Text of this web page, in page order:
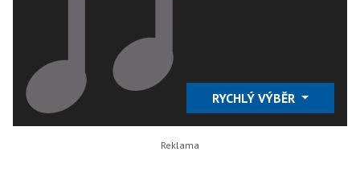
RYCHLÝ VÝBĚR